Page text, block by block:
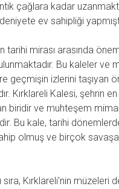
çağlara kadar
ev sahipliği
tarihi mirası arasında
Bu kaleler ve
geçmişin izlerini taşıyan
Kırklareli Kalesi, şehrin
biridir ve muhteşem
Bu kale, tarihi
olmuş ve birçok savaşa
sıra, Kırklareli’nin müzeleri